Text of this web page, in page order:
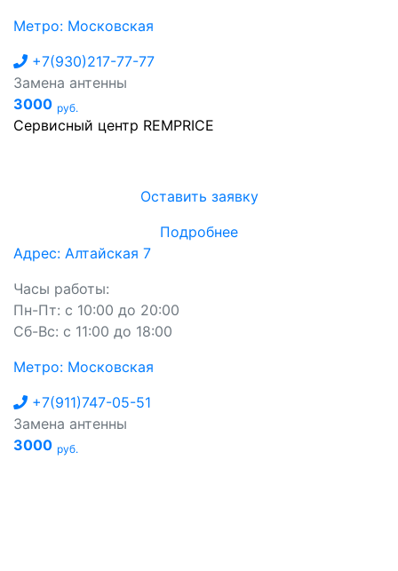
Метро: Московская
+7(930)217-77-77
Замена антенны
3000 руб.
Сервисный центр REMPRICE
Оставить заявку
Подробнее
Адрес: Алтайская 7
Часы работы:
Пн-Пт: с 10:00 до 20:00
Сб-Вс: с 11:00 до 18:00
Метро: Московская
+7(911)747-05-51
Замена антенны
3000 руб.